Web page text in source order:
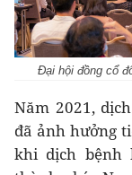
Đại hội đồng cổ
Năm 2021,
đã ảnh hưởng
khi dịch bệnh